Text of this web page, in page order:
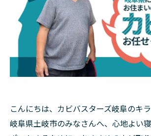
こんにちは、カビバスターズ岐阜のキラ
岐阜県土岐市のみなさんへ、心地よい